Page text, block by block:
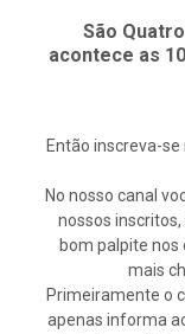
São
acontece as
Então inscreva-
No nosso canal
nossos
bom palpite
mais
Primeiramente o
apenas informa